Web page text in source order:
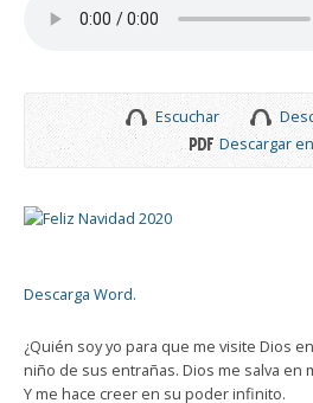
Escuchar
Descargar
Descarga Word.
¿Quién soy yo para que me visite Dios
niño de sus entrañas. Dios me salva en
Y me hace creer en su poder infinito.